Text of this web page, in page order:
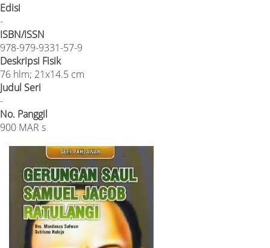
Edisi
-
ISBN/ISSN
978-979-9331-57-9
Deskripsi Fisik
76 hlm; 21x14.5 cm
Judul Seri
-
No. Panggil
900 MAR s